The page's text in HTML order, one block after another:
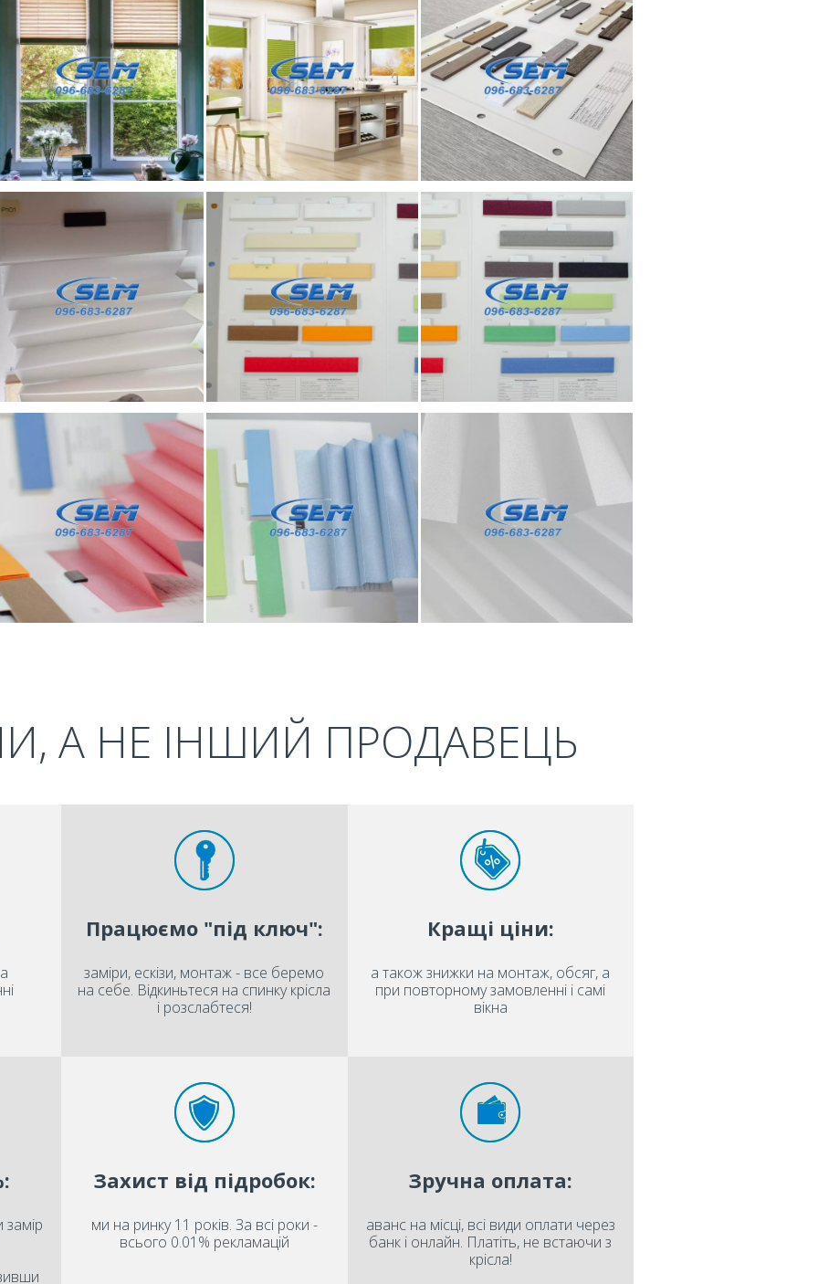
А НЕ ІНШИЙ ПРОДАВЕЦЬ
Працюємо "під ключ":
заміри, ескізи, монтаж - все беремо
на себе. Відкиньтеся на спинку крісла
і розслабтеся!
Кращі ціни:
а також знижки на монтаж, обсяг, а
при повторному замовленні і самі
вікна
Захист від підробок:
ми на ринку 11 років. За всі роки -
всього 0.01% рекламацій
Зручна оплата:
аванс на місці, всі види оплати через
банк і онлайн. Платіть, не встаючи з
крісла!